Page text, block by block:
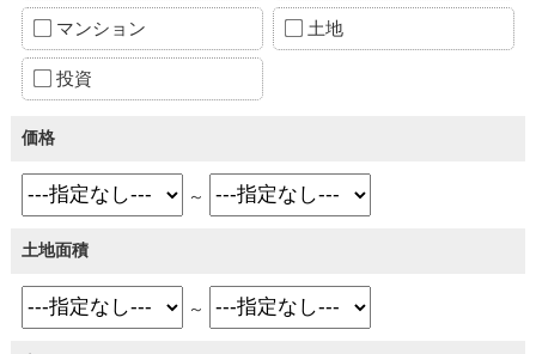
マンション 土地
投資
価格
～
土地面積
～